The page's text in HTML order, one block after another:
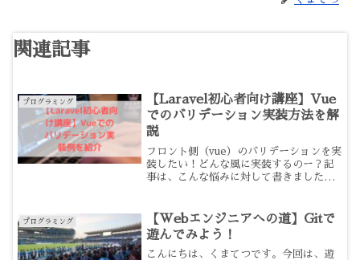
関連記事
プログラミング
【Laravel初心者向け講座】Vue
でのバリデーション実装方法を解
説
フロント側（vue）のバリデーションを実
装したい！どんな風に実装するのー？記
事は、こんな悩みに対して書きました。
プの部署でエンジニア（1年目）をしてま
す。プログラミ...
プログラミング
【Webエンジニアへの道】Gitで
遊んでみよう！
こんにちは、くまてつです。今回は、遊